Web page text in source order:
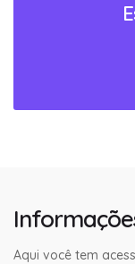
Aqui você tem